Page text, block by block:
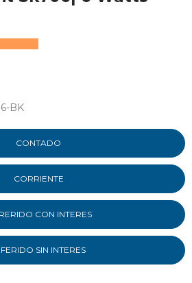
BK
CONTADO
CORRIENTE
CON INTERES
SIN INTERES